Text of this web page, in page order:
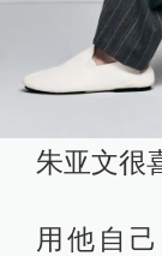
朱亚文很
用他自